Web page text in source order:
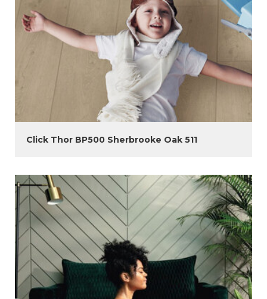
Click Thor BP500 Sherbrooke Oak 511